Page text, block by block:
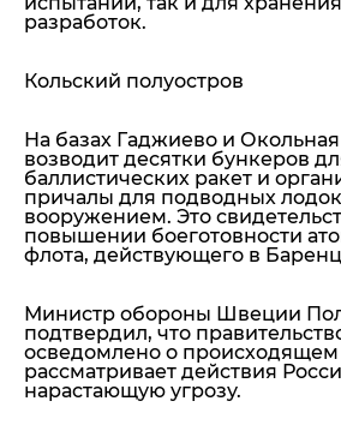
разработок.
Кольский полуостров
На базах Гаджиево и
возводит десятки бункеров
баллистических ракет и
причалы для подводных
вооружением. Это
повышении боеготовности
флота, действующего в
Министр обороны Швеции
подтвердил, что
осведомлено о происходящем
рассматривает действия
нарастающую угрозу.